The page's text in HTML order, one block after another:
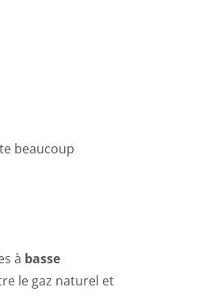
beaucoup
à basse
le gaz naturel et